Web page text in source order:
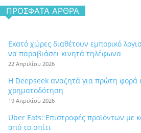
ΠΡΌΣΦΑΤΑ ΆΡΘΡΑ
Εκατό χώρες διαθέτουν εμπορικό
να παραβιάσει κινητά τηλέφωνα
22 Απριλίου 2026
Η Deepseek αναζητά για πρώτη φορά
χρηματοδότηση
19 Απριλίου 2026
Uber Eats: Επιστροφές προϊόντων με
από το σπίτι